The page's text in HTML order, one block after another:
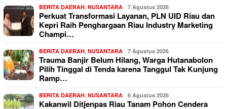
BERITA DAERAH, NUSANTARA 7 Agustus 2026
Perkuat Transformasi Layanan, PLN UID Riau dan
Kepri Raih Penghargaan Riau Industry Marketing
Champi…
BERITA DAERAH, NUSANTARA 7 Agustus 2026
Trauma Banjir Belum Hilang, Warga Hutanabolon
Pilih Tinggal di Tenda karena Tanggul Tak Kunjung
Ramp…
BERITA DAERAH, NUSANTARA 6 Agustus 2026
Kakanwil Ditjenpas Riau Tanam Pohon Cendera